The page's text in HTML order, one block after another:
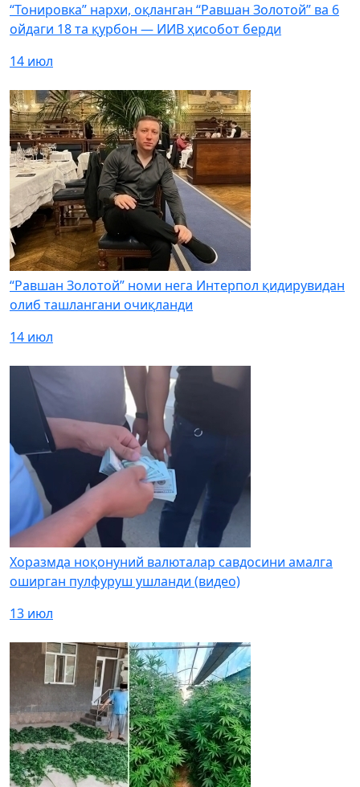
“Тонировка” нархи, оқланган “Равшан Золотой” ва 6
ойдаги 18 та қурбон — ИИВ ҳисобот берди
14 июл
“Равшан Золотой” номи нега Интерпол қидирувидан
олиб ташлангани очиқланди
14 июл
Хоразмда ноқонуний валюталар савдосини амалга
оширган пулфуруш ушланди (видео)
13 июл